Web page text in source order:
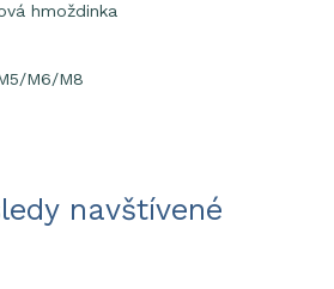
hmoždinka
M6/M8
navštívené